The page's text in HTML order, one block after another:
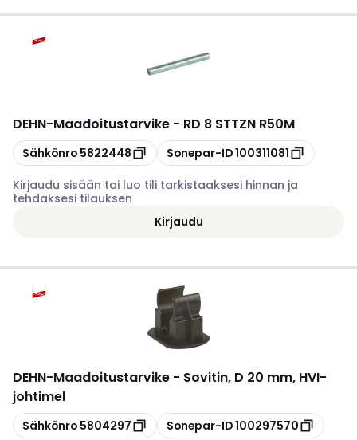
DEHN-Maadoitustarvike - RD 8 STTZN R50M
Kopioi
Sähkönro 5822448 Kopioi
Sonepar-ID100311081
Kirjaudu sisään tai luo tili tarkistaaksesi hinnan ja
tehdäksesi tilauksen
Kirjaudu
DEHN-Maadoitustarvike - Sovitin, D 20 mm, HVI-
johtimel
Kopioi
Sähkönro 5804297 Kopioi
Sonepar-ID100297570